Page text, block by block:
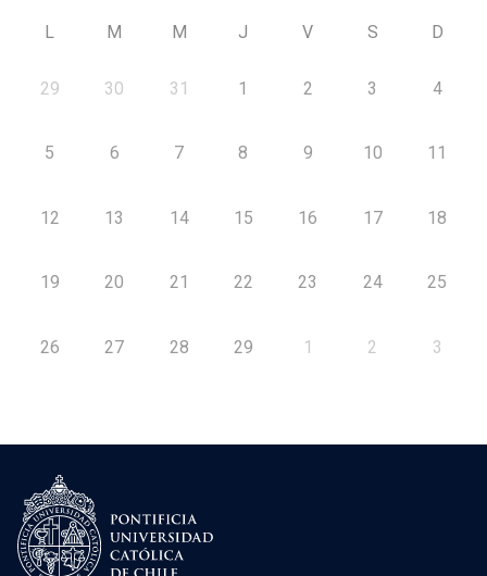
L M M J V S D
29 30 31 1 2 3 4
5 6 7 8 9 10 11
12 13 14 15 16 17 18
19 20 21 22 23 24 25
26 27 28 29 1 2 3